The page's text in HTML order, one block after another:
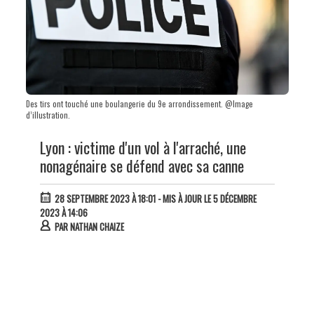
Des tirs ont touché une boulangerie du 9e arrondissement. @Image
d’illustration.
Lyon : victime d'un vol à l'arraché, une
nonagénaire se défend avec sa canne
28 SEPTEMBRE 2023 À 18:01- MIS À JOUR LE 5 DÉCEMBRE
2023 À 14:06
PARNATHAN CHAIZE